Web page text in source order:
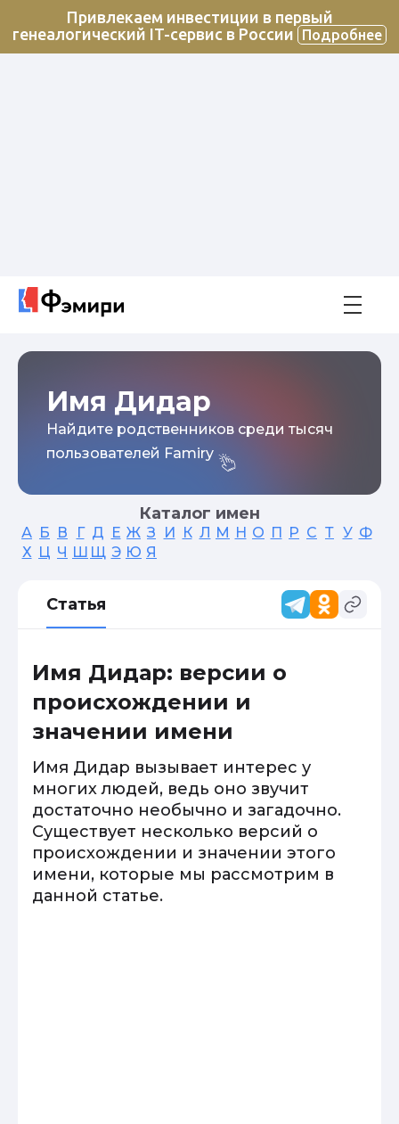
Привлекаем инвестиции в первый
генеалогический IT-сервис в России
Подробнее
Имя Дидар
Найдите родственников среди тысяч
пользователей Famiry
Каталог имен
А Б В Г Д Е Ж З И К Л М Н О П Р С Т У Ф
Х Ц Ч Ш Щ Э Ю Я
Статья
Имя Дидар: версии о
происхождении и
значении имени
Имя Дидар вызывает интерес у
многих людей, ведь оно звучит
достаточно необычно и загадочно.
Существует несколько версий о
происхождении и значении этого
имени, которые мы рассмотрим в
данной статье.